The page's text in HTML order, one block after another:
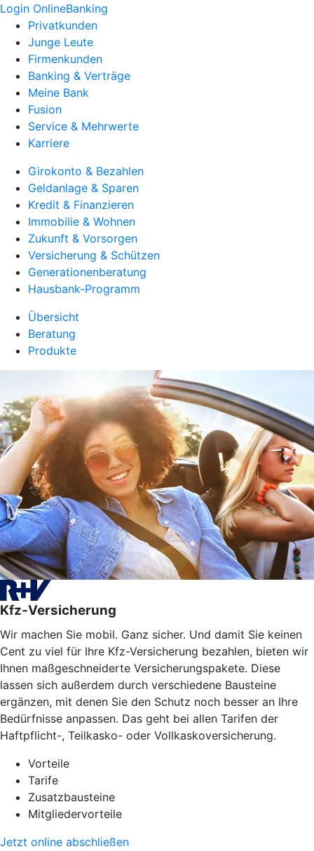
Login OnlineBanking
Privatkunden
Junge Leute
Firmenkunden
Banking & Verträge
Meine Bank
Fusion
Service & Mehrwerte
Karriere
Girokonto & Bezahlen
Geldanlage & Sparen
Kredit & Finanzieren
Immobilie & Wohnen
Zukunft & Vorsorgen
Versicherung & Schützen
Generationenberatung
Hausbank-Programm
Übersicht
Beratung
Produkte
Kfz-Versicherung
Wir machen Sie mobil. Ganz sicher. Und damit Sie keinen
Cent zu viel für Ihre Kfz-Versicherung bezahlen, bieten wir
Ihnen maßgeschneiderte Versicherungspakete. Diese
lassen sich außerdem durch verschiedene Bausteine
ergänzen, mit denen Sie den Schutz noch besser an Ihre
Bedürfnisse anpassen. Das geht bei allen Tarifen der
Haftpflicht-, Teilkasko- oder Vollkaskoversicherung.
Vorteile
Tarife
Zusatzbausteine
Mitgliedervorteile
Jetzt online abschließen